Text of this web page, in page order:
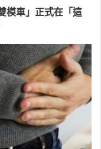
模車」正式在「這